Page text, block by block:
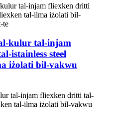
kulur tal-injam
istainless steel
iżolati bil-vakwu
tal-injam fliexken dritti tal-
tal-ilma iżolati bil-vakwu